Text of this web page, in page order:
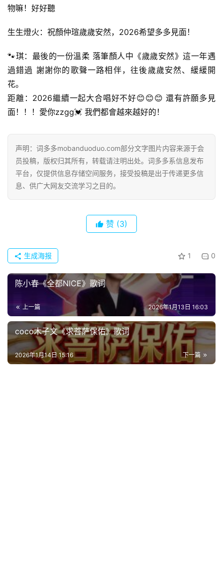
物嘛！好好聽
生生燈火：祝顏仲瑄歲歲安然，2026希望多多見面！
🐾琪：最後的一份溫柔 落筆顏人中《歲歲安然》這一年遇
過錯過 謝謝你的歌聲一路相伴，往後歲歲安然、緩緩開
花。
距離：2026繼續一起大合唱好不好😊😊😊 還有許願多見
面！！！愛你zzgg💓 我們都會越來越好的！
声明：词多多mobanduoduo.com部分文字图片内容来源于会
员投稿，版权归其所有，转载请注明出处。词多多系信息发布
平台，仅提供信息存储空间服务，接受投稿是出于传递更多信
息、供广大网友交流学习之目的。
赞 (3)
1 0
生成海报
陈小春《全都NICE》歌词
上一篇 2026年1月13日 16:03
coco木子文《求菩萨保佑》歌词
下一篇
2026年1月14日 15:16